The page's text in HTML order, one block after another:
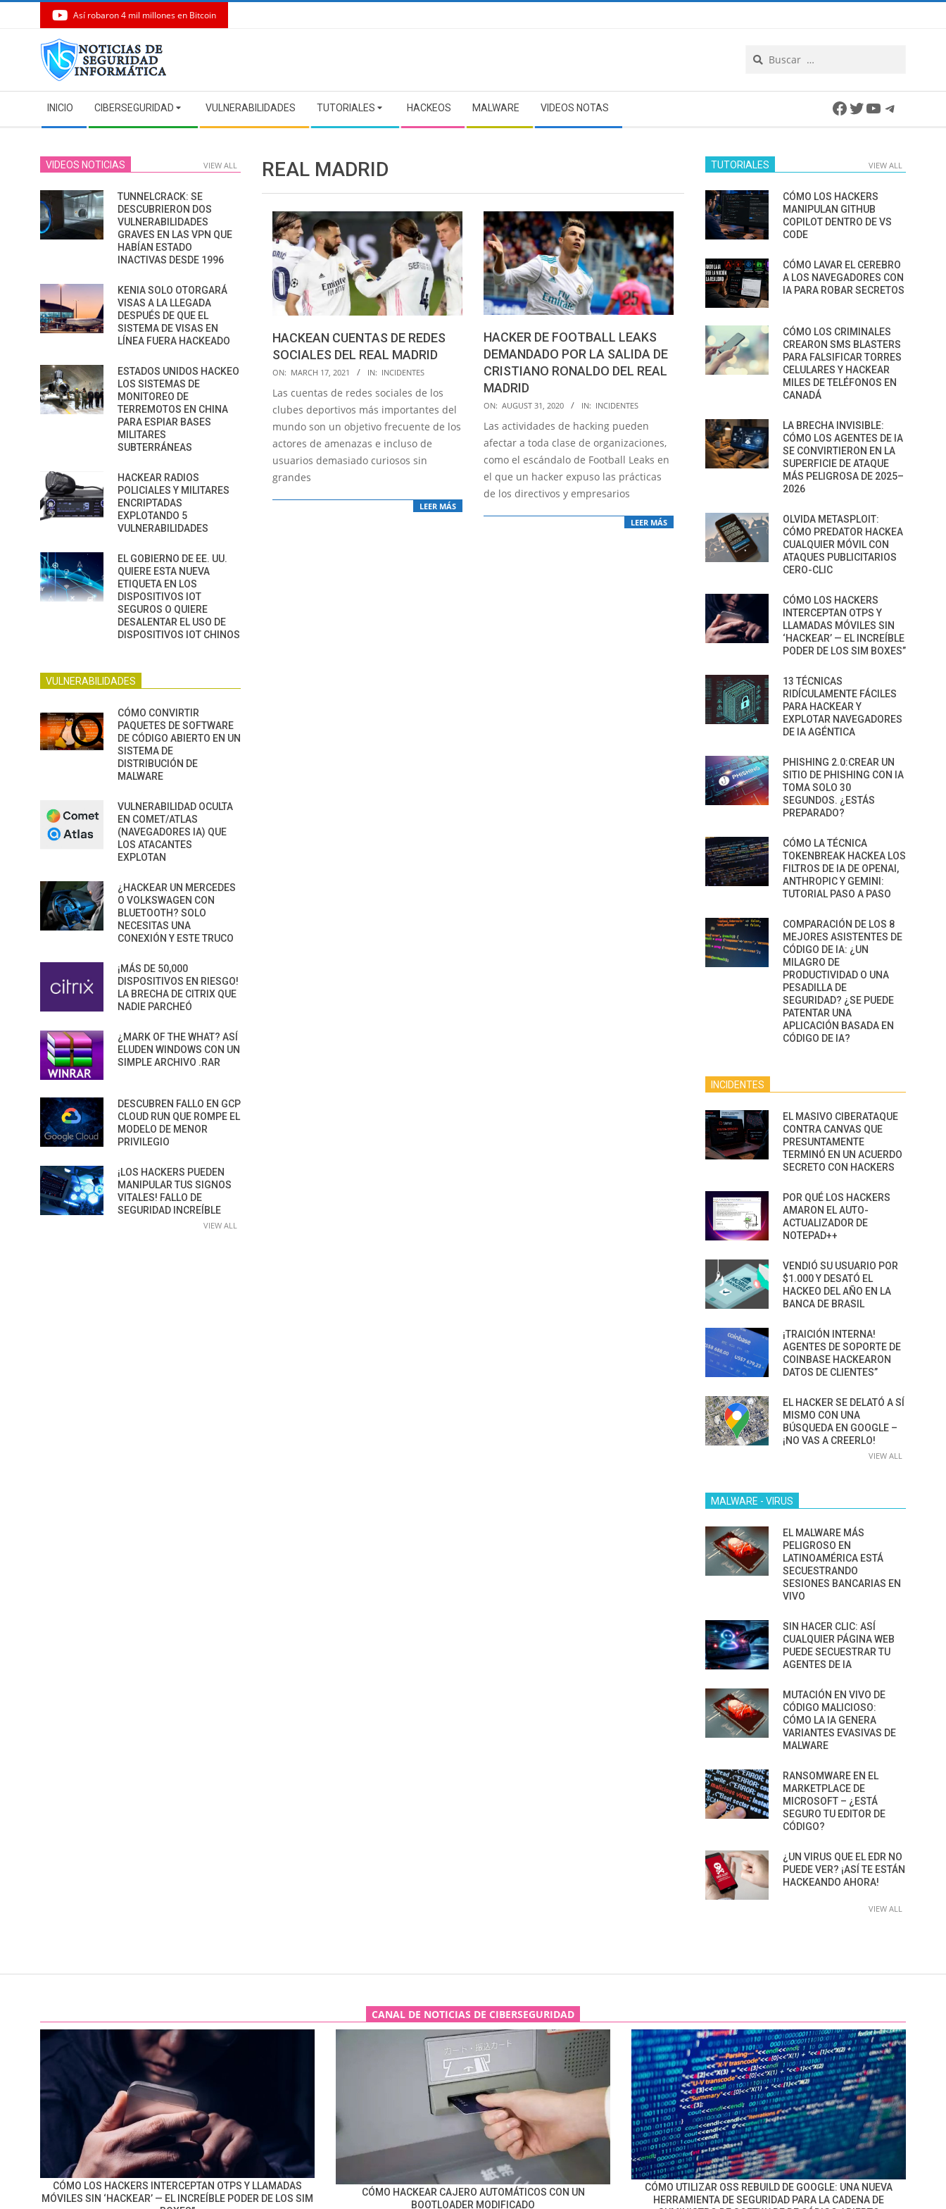
Así robaron 4 mil millones en Bitcoin
Navigation
Menu
INICIO CIBERSEGURIDAD VULNERABILIDADES TUTORIALES HACKEOS MALWARE VIDEOS NOTAS Facebook
Twitter
YouTube
REAL MADRID
HACKEAN CUENTAS DE REDES
SOCIALES DEL REAL MADRID
2021-
03-
17
ON: MARCH 17, 2021 IN: INCIDENTES
Las cuentas de redes sociales de los
clubes deportivos más importantes del
mundo son un objetivo frecuente de los
actores de amenazas e incluso de
usuarios demasiado curiosos sin
grandes
LEER MÁS
HACKER DE FOOTBALL LEAKS
DEMANDADO POR LA SALIDA DE
CRISTIANO RONALDO DEL REAL
MADRID
2020-
08-
31
ON: AUGUST 31, 2020 IN: INCIDENTES
Las actividades de hacking pueden
afectar a toda clase de organizaciones,
como el escándalo de Football Leaks en
el que un hacker expuso las prácticas
de los directivos y empresarios
LEER MÁS
VIDEOS NOTICIAS VIEW ALL
TUNNELCRACK: SE
DESCUBRIERON DOS
VULNERABILIDADES
GRAVES EN LAS VPN QUE
HABÍAN ESTADO
INACTIVAS DESDE 1996
KENIA SOLO OTORGARÁ
VISAS A LA LLEGADA
DESPUÉS DE QUE EL
SISTEMA DE VISAS EN
LÍNEA FUERA HACKEADO
ESTADOS UNIDOS HACKEO
LOS SISTEMAS DE
MONITOREO DE
TERREMOTOS EN CHINA
PARA ESPIAR BASES
MILITARES
SUBTERRÁNEAS
HACKEAR RADIOS
POLICIALES Y MILITARES
ENCRIPTADAS
EXPLOTANDO 5
VULNERABILIDADES
EL GOBIERNO DE EE. UU.
QUIERE ESTA NUEVA
ETIQUETA EN LOS
DISPOSITIVOS IOT
SEGUROS O QUIERE
DESALENTAR EL USO DE
DISPOSITIVOS IOT CHINOS
VULNERABILIDADES
CÓMO CONVIRTIR
PAQUETES DE SOFTWARE
DE CÓDIGO ABIERTO EN UN
SISTEMA DE
DISTRIBUCIÓN DE
MALWARE
VULNERABILIDAD OCULTA
EN COMET/ATLAS
(NAVEGADORES IA) QUE
LOS ATACANTES
EXPLOTAN
¿HACKEAR UN MERCEDES
O VOLKSWAGEN CON
BLUETOOTH? SOLO
NECESITAS UNA
CONEXIÓN Y ESTE TRUCO
¡MÁS DE 50,000
DISPOSITIVOS EN RIESGO!
LA BRECHA DE CITRIX QUE
NADIE PARCHEÓ
¿MARK OF THE WHAT? ASÍ
ELUDEN WINDOWS CON UN
SIMPLE ARCHIVO .RAR
DESCUBREN FALLO EN GCP
CLOUD RUN QUE ROMPE EL
MODELO DE MENOR
PRIVILEGIO
¡LOS HACKERS PUEDEN
MANIPULAR TUS SIGNOS
VITALES! FALLO DE
SEGURIDAD INCREÍBLE
VIEW ALL
TUTORIALES VIEW ALL
CÓMO LOS HACKERS
MANIPULAN GITHUB
COPILOT DENTRO DE VS
CODE
CÓMO LAVAR EL CEREBRO
A LOS NAVEGADORES CON
IA PARA ROBAR SECRETOS
CÓMO LOS CRIMINALES
CREARON SMS BLASTERS
PARA FALSIFICAR TORRES
CELULARES Y HACKEAR
MILES DE TELÉFONOS EN
CANADÁ
LA BRECHA INVISIBLE:
CÓMO LOS AGENTES DE IA
SE CONVIRTIERON EN LA
SUPERFICIE DE ATAQUE
MÁS PELIGROSA DE 2025–
2026
OLVIDA METASPLOIT:
CÓMO PREDATOR HACKEA
CUALQUIER MÓVIL CON
ATAQUES PUBLICITARIOS
CERO-CLIC
CÓMO LOS HACKERS
INTERCEPTAN OTPS Y
LLAMADAS MÓVILES SIN
‘HACKEAR’ — EL INCREÍBLE
PODER DE LOS SIM BOXES”
13 TÉCNICAS
RIDÍCULAMENTE FÁCILES
PARA HACKEAR Y
EXPLOTAR NAVEGADORES
DE IA AGÉNTICA
PHISHING 2.0:CREAR UN
SITIO DE PHISHING CON IA
TOMA SOLO 30
SEGUNDOS. ¿ESTÁS
PREPARADO?
CÓMO LA TÉCNICA
TOKENBREAK HACKEA LOS
FILTROS DE IA DE OPENAI,
ANTHROPIC Y GEMINI:
TUTORIAL PASO A PASO
COMPARACIÓN DE LOS 8
MEJORES ASISTENTES DE
CÓDIGO DE IA: ¿UN
MILAGRO DE
PRODUCTIVIDAD O UNA
PESADILLA DE
SEGURIDAD? ¿SE PUEDE
PATENTAR UNA
APLICACIÓN BASADA EN
CÓDIGO DE IA?
INCIDENTES
EL MASIVO CIBERATAQUE
CONTRA CANVAS QUE
PRESUNTAMENTE
TERMINÓ EN UN ACUERDO
SECRETO CON HACKERS
POR QUÉ LOS HACKERS
AMARON EL AUTO-
ACTUALIZADOR DE
NOTEPAD++
VENDIÓ SU USUARIO POR
$1.000 Y DESATÓ EL
HACKEO DEL AÑO EN LA
BANCA DE BRASIL
¡TRAICIÓN INTERNA!
AGENTES DE SOPORTE DE
COINBASE HACKEARON
DATOS DE CLIENTES”
EL HACKER SE DELATÓ A SÍ
MISMO CON UNA
BÚSQUEDA EN GOOGLE –
¡NO VAS A CREERLO!
VIEW ALL
MALWARE - VIRUS
EL MALWARE MÁS
PELIGROSO EN
LATINOAMÉRICA ESTÁ
SECUESTRANDO
SESIONES BANCARIAS EN
VIVO
SIN HACER CLIC: ASÍ
CUALQUIER PÁGINA WEB
PUEDE SECUESTRAR TU
AGENTES DE IA
MUTACIÓN EN VIVO DE
CÓDIGO MALICIOSO:
CÓMO LA IA GENERA
VARIANTES EVASIVAS DE
MALWARE
RANSOMWARE EN EL
MARKETPLACE DE
MICROSOFT – ¿ESTÁ
SEGURO TU EDITOR DE
CÓDIGO?
¿UN VIRUS QUE EL EDR NO
PUEDE VER? ¡ASÍ TE ESTÁN
HACKEANDO AHORA!
VIEW ALL
CANAL DE NOTICIAS DE CIBERSEGURIDAD
CÓMO LOS HACKERS INTERCEPTAN OTPS Y LLAMADAS
MÓVILES SIN ‘HACKEAR’ — EL INCREÍBLE PODER DE LOS SIM
CÓMO HACKEAR CAJERO AUTOMÁTICOS CON UN
BOOTLOADER MODIFICADO
CÓMO UTILIZAR OSS REBUILD DE GOOGLE: UNA NUEVA
HERRAMIENTA DE SEGURIDAD PARA LA CADENA DE